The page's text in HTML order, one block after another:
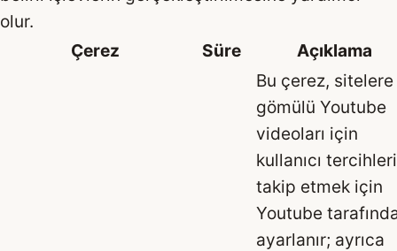
olur.
Çerez
Süre Açıklama
Bu çerez, sitelere
gömülü Youtube
videoları için
kullanıcı
takip etmek için
Youtube
ayarlanır; ayrıca